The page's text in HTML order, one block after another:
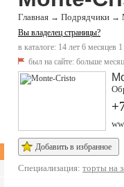
Главная → Подрядчики →
Вы владелец страницы?
в каталоге: 14 лет 6 месяцев 1
был на сайте: больше
Добавить в избранное
Специализация: торты на